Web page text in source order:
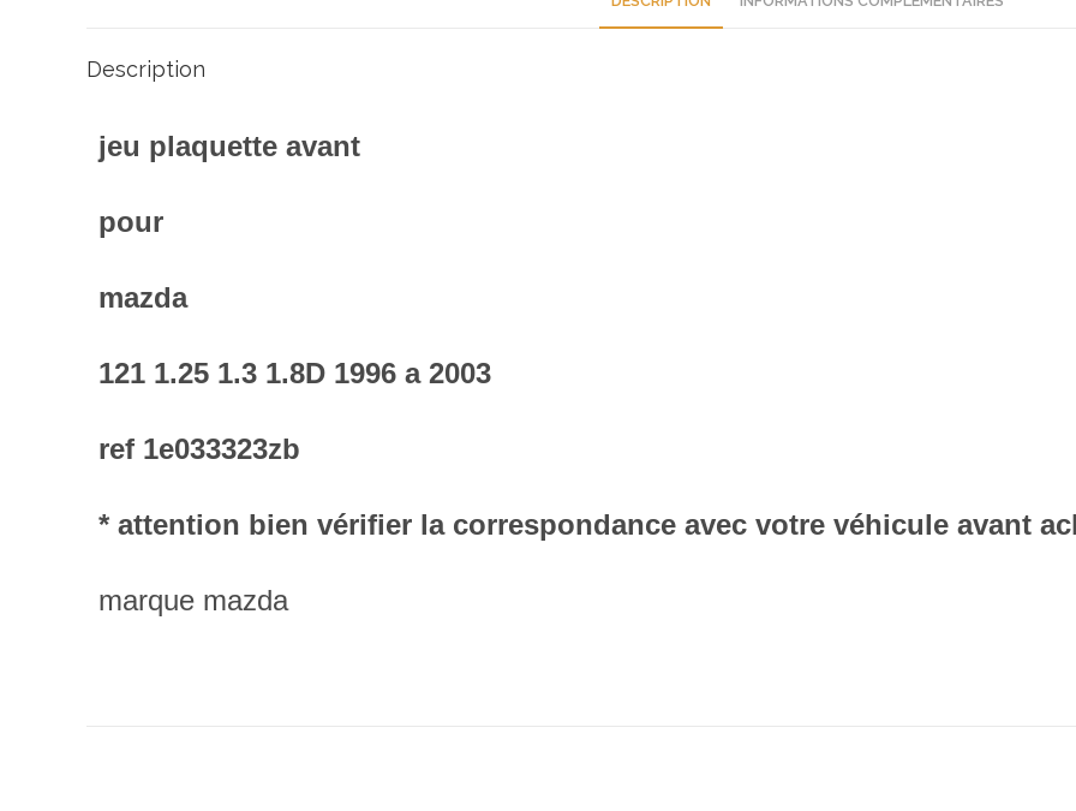
Description
jeu plaquette avant
pour
mazda
121 1.25 1.3 1.8D 1996 a 2003
ref 1e033323zb
* attention bien vérifier la correspondance avec votre véhicule avant
marque mazda